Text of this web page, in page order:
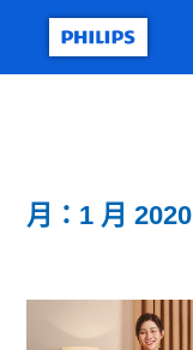
月：1 月 2020